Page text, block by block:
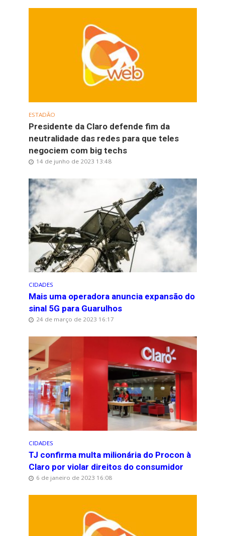
ESTADÃO
Presidente da Claro defende fim da
neutralidade das redes para que teles
negociem com big techs
14 de junho de 2023 13:48
CIDADES
Mais uma operadora anuncia expansão do
sinal 5G para Guarulhos
24 de março de 2023 16:17
CIDADES
TJ confirma multa milionária do Procon à
Claro por violar direitos do consumidor
6 de janeiro de 2023 16:08